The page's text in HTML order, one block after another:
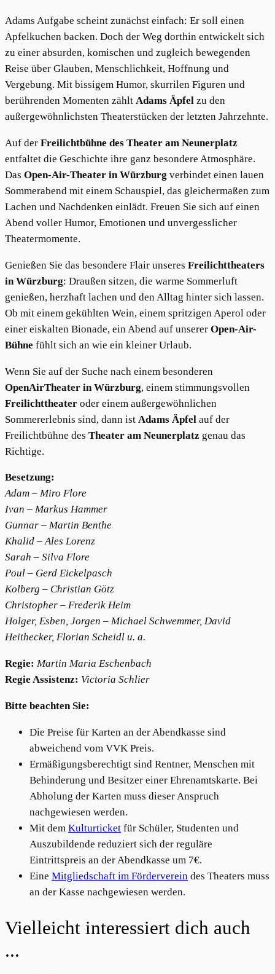
Adams Aufgabe scheint zunächst einfach: Er soll einen
Apfelkuchen backen. Doch der Weg dorthin entwickelt sich
zu einer absurden, komischen und zugleich bewegenden
Reise über Glauben, Menschlichkeit, Hoffnung und
Vergebung. Mit bissigem Humor, skurrilen Figuren und
berührenden Momenten zählt Adams Äpfel zu den
außergewöhnlichsten Theaterstücken der letzten Jahrzehnte.
Auf der Freilichtbühne des Theater am Neunerplatz
entfaltet die Geschichte ihre ganz besondere Atmosphäre.
Das Open-Air-Theater in Würzburg verbindet einen lauen
Sommerabend mit einem Schauspiel, das gleichermaßen zum
Lachen und Nachdenken einlädt. Freuen Sie sich auf einen
Abend voller Humor, Emotionen und unvergesslicher
Theatermomente.
Genießen Sie das besondere Flair unseres Freilichttheaters
in Würzburg: Draußen sitzen, die warme Sommerluft
genießen, herzhaft lachen und den Alltag hinter sich lassen.
Ob mit einem gekühlten Wein, einem spritzigen Aperol oder
einer eiskalten Bionade, ein Abend auf unserer Open-Air-
Bühne fühlt sich an wie ein kleiner Urlaub.
Wenn Sie auf der Suche nach einem besonderen
OpenAirTheater in Würzburg, einem stimmungsvollen
Freilichttheater oder einem außergewöhnlichen
Sommererlebnis sind, dann ist Adams Äpfel auf der
Freilichtbühne des Theater am Neunerplatz genau das
Richtige.
Besetzung:
Adam – Miro Flore
Ivan – Markus Hammer
Gunnar – Martin Benthe
Khalid – Ales Lorenz
Sarah – Silva Flore
Poul – Gerd Eickelpasch
Kolberg – Christian Götz
Christopher – Frederik Heim
Holger, Esben, Jorgen – Michael Schwemmer, David
Heithecker, Florian Scheidl u. a.
Regie: Martin Maria Eschenbach
Regie Assistenz: Victoria Schlier
Bitte beachten Sie:
Die Preise für Karten an der Abendkasse sind
abweichend vom VVK Preis.
Ermäßigungsberechtigt sind Rentner, Menschen mit
Behinderung und Besitzer einer Ehrenamtskarte. Bei
Abholung der Karten muss dieser Anspruch
nachgewiesen werden.
Mit dem Kulturticket für Schüler, Studenten und
Auszubildende reduziert sich der reguläre
Eintrittspreis an der Abendkasse um 7€.
Eine Mitgliedschaft im Förderverein des Theaters muss
an der Kasse nachgewiesen werden.